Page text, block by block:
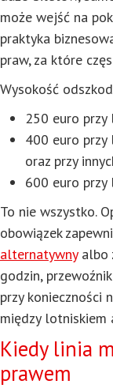
może wejść na
praktyka
praw, za które
Wysokość
250 euro
400 euro
oraz przy
600 euro
To nie wszystko.
obowiązek
alternatywnyalbo
godzin,
przy
między lotniskiem
Kiedy linia
prawem